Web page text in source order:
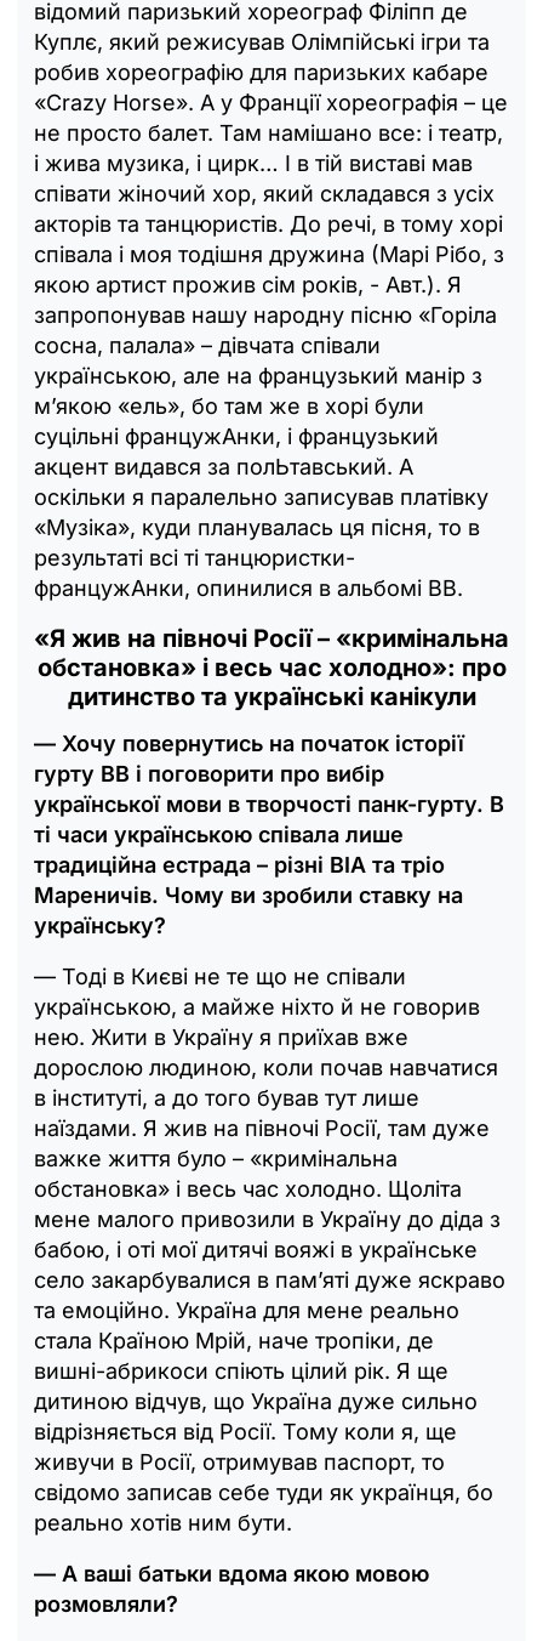
відомий паризький хореограф Філіпп де
Куплє, який режисував Олімпійські ігри та
робив хореографію для паризьких кабаре
«Crazy Horse». А у Франції хореографія – це
не просто балет. Там намішано все: і театр,
і жива музика, і цирк… І в тій виставі мав
співати жіночий хор, який складався з усіх
акторів та танцюристів. До речі, в тому хорі
співала і моя тодішня дружина (Марі Рібо, з
якою артист прожив сім років, - Авт.). Я
запропонував нашу народну пісню «Горіла
сосна, палала» – дівчата співали
українською, але на французький манір з
м’якою «ель», бо там же в хорі були
суцільні францужАнки, і французький
акцент видався за полЬтавський. А
оскільки я паралельно записував платівку
«Музіка», куди планувалась ця пісня, то в
результаті всі ті танцюристки-
францужАнки, опинилися в альбомі ВВ.
«Я жив на півночі Росії – «кримінальна
обстановка» і весь час холодно»: про
дитинство та українські канікули
— Хочу повернутись на початок історії
гурту ВВ і поговорити про вибір
української мови в творчості панк-гурту. В
ті часи українською співала лише
традиційна естрада – різні ВІА та тріо
Мареничів. Чому ви зробили ставку на
українську?
— Тоді в Києві не те що не співали
українською, а майже ніхто й не говорив
нею. Жити в Україну я приїхав вже
дорослою людиною, коли почав навчатися
в інституті, а до того бував тут лише
наїздами. Я жив на півночі Росії, там дуже
важке життя було – «кримінальна
обстановка» і весь час холодно. Щоліта
мене малого привозили в Україну до діда з
бабою, і оті мої дитячі вояжі в українське
село закарбувалися в памʼяті дуже яскраво
та емоційно. Україна для мене реально
стала Країною Мрій, наче тропіки, де
вишні-абрикоси спіють цілий рік. Я ще
дитиною відчув, що Україна дуже сильно
відрізняється від Росії. Тому коли я, ще
живучи в Росії, отримував паспорт, то
свідомо записав себе туди як українця, бо
реально хотів ним бути.
— А ваші батьки вдома якою мовою
розмовляли?